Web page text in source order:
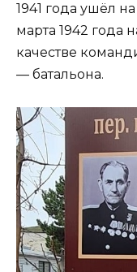
1941 года ушёл
марта 1942 года
качестве
— батальона.